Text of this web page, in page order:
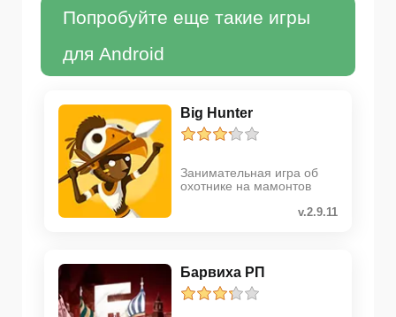
Попробуйте еще такие игры
для Android
Big Hunter
Занимательная игра об
охотнике на мамонтов
v.2.9.11
Барвиха РП